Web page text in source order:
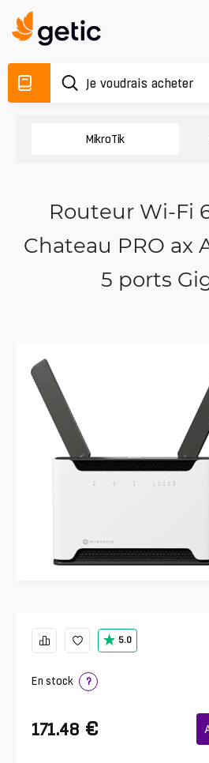
MikroTik
Routeur Wi‑Fi
Chateau PRO ax
5 ports
5.0
En stock ?
171.48 €